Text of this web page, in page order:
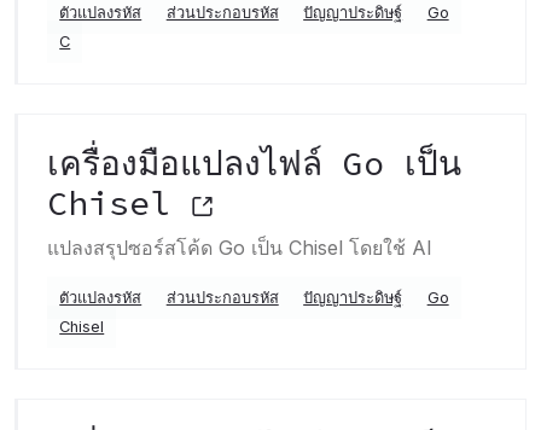
ตัวแปลงรหัส ส่วนประกอบรหัส ปัญญาประดิษฐ์
Go
C
เครื่องมือแปลงไฟล์ Go เป็น
Chisel
แปลงสรุปซอร์สโค้ด Go เป็น Chisel โดยใช้ AI
ตัวแปลงรหัส ส่วนประกอบรหัส ปัญญาประดิษฐ์
Go
Chisel